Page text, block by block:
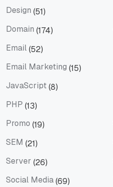
Design (51)
Domain (174)
Email(52)
Email Marketing (15)
JavaScript(8)
PHP (13)
Promo (19)
SEM (21)
Server (26)
Social Media(69)